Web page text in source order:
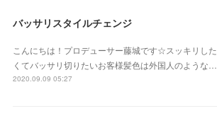
バッサリスタイルチェンジ
こんにちは！プロデューサー藤城です☆スッキリした
くてバッサリ切りたいお客様髪色は外国人のような…
2020.09.09 05:27